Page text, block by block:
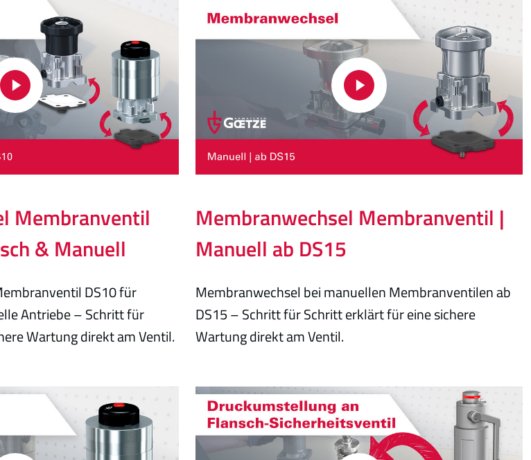
Membranventil
& Manuell
DS10 für
Antriebe – Schritt für
Wartung direkt am Ventil.
Membranwechsel Membranventil |
Manuell ab DS15
Membranwechsel bei manuellen Membranventilen ab
DS15 – Schritt für Schritt erklärt für eine sichere
Wartung direkt am Ventil.